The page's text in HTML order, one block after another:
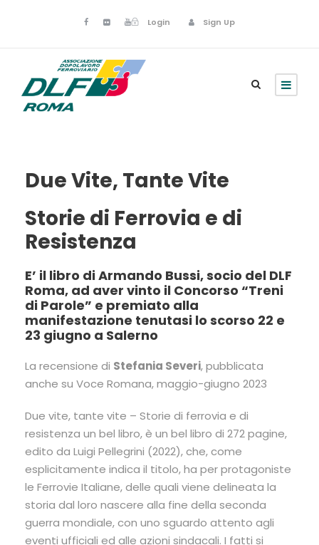
Login Sign Up
Due Vite, Tante Vite
Storie di Ferrovia e di
Resistenza
E’ il libro di Armando Bussi, socio del DLF
Roma, ad aver vinto il Concorso “Treni
di Parole” e premiato alla
manifestazione tenutasi lo scorso 22 e
23 giugno a Salerno
La recensione di Stefania Severi, pubblicata
anche su Voce Romana, maggio-giugno 2023
Due vite, tante vite – Storie di ferrovia e di
resistenza un bel libro, è un bel libro di 272 pagine,
edito da Luigi Pellegrini (2022), che, come
esplicitamente indica il titolo, ha per protagoniste
le Ferrovie Italiane, delle quali viene delineata la
storia dal loro nascere alla fine della seconda
guerra mondiale, con uno sguardo attento agli
eventi ufficiali ed alle azioni sindacali. I fatti si